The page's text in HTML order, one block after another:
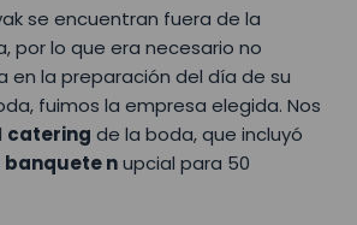
se encuentran fuera de la
por lo que era necesario no
en la preparación del día de su
fuimos la empresa elegida. Nos
catering de la boda, que incluyó
banquete nupcial para 50